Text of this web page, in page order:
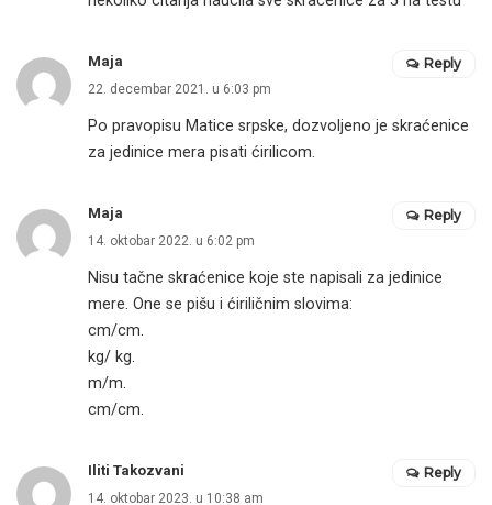
Maja
22. decembar 2021. u 6:03 pm
Po pravopisu Matice srpske, dozvoljeno je skraćenice
za jedinice mera pisati ćirilicom.
Reply
Maja
14. oktobar 2022. u 6:02 pm
Nisu tačne skraćenice koje ste napisali za jedinice
mere. One se pišu i ćiriličnim slovima:
cm/cm.
kg/ kg.
m/m.
cm/cm.
Reply
Iliti Takozvani
14. oktobar 2023. u 10:38 am
Reply